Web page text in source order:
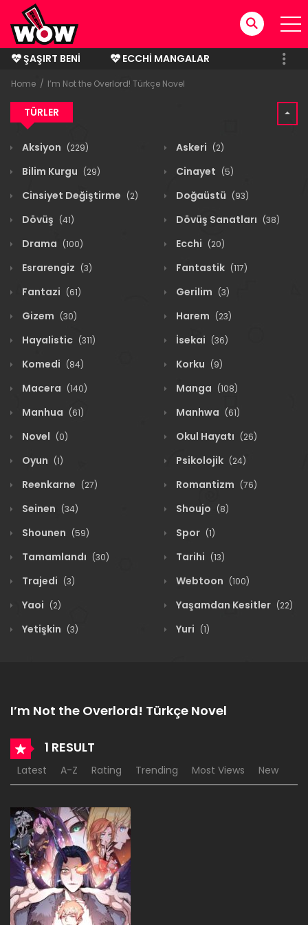
ŞAŞIRT BENI
ECCHI MANGALAR
BITMIŞ MANGALAR
Home I’m Not the Overlord! Türkçe Novel
TÜRLER
Aksiyon (229) Askeri (2)
Bilim Kurgu (29) Cinayet (5)
Cinsiyet Değiştirme (2) Doğaüstü (93)
Dövüş (41) Dövüş Sanatları (38)
Drama (100) Ecchi (20)
Esrarengiz (3) Fantastik (117)
Fantazi (61) Gerilim (3)
Gizem (30) Harem (23)
Hayalistic (311) İsekai (36)
Komedi (84) Korku (9)
Macera (140) Manga (108)
Manhua (61) Manhwa (61)
Novel (0) Okul Hayatı (26)
Oyun (1) Psikolojik (24)
Reenkarne (27) Romantizm (76)
Seinen (34) Shoujo (8)
Shounen (59) Spor (1)
Tamamlandı (30) Tarihi (13)
Trajedi (3) Webtoon (100)
Yaoi (2) Yaşamdan Kesitler (22)
Yetişkin (3) Yuri (1)
I’m Not the Overlord! Türkçe Novel
1 RESULT
Latest A-Z Rating Trending Most Views New